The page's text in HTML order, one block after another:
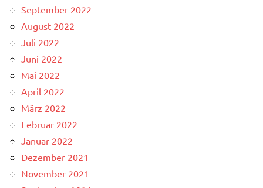
September 2022
August 2022
Juli 2022
Juni 2022
Mai 2022
April 2022
März 2022
Februar 2022
Januar 2022
Dezember 2021
November 2021